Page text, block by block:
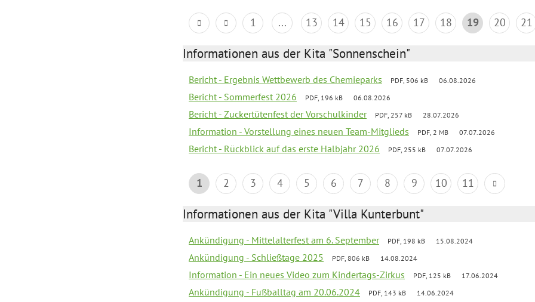
1 ... 13 14 15 16 17 18 19 20 21
Informationen aus der Kita "Sonnenschein"
Bericht - Ergebnis Wettbewerb des Chemieparks PDF, 506 kB 06.08.2026
Bericht - Sommerfest 2026 PDF, 196 kB 06.08.2026
Bericht - Zuckertütenfest der Vorschulkinder PDF, 257 kB 28.07.2026
Information - Vorstellung eines neuen Team-Mitglieds PDF, 2 MB 07.07.2026
Bericht - Rückblick auf das erste Halbjahr 2026 PDF, 255 kB 07.07.2026
1 2 3 4 5 6 7 8 9 10 11
Informationen aus der Kita "Villa Kunterbunt"
Ankündigung - Mittelalterfest am 6. September PDF, 198 kB 15.08.2024
Ankündigung - Schließtage 2025 PDF, 806 kB 14.08.2024
Information - Ein neues Video zum Kindertags-Zirkus PDF, 125 kB 17.06.2024
Ankündigung - Fußballtag am 20.06.2024 PDF, 143 kB 14.06.2024